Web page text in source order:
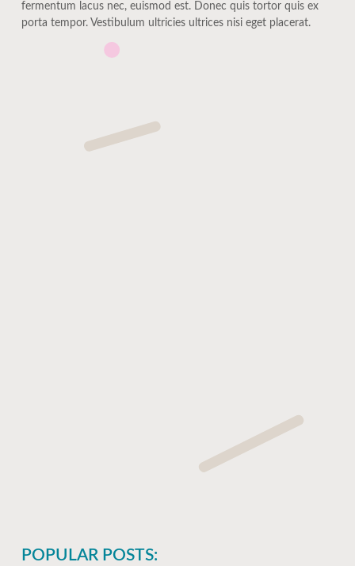
fermentum lacus nec, euismod est. Donec quis tortor quis ex
porta tempor. Vestibulum ultricies ultrices nisi eget placerat.
POPULAR POSTS: